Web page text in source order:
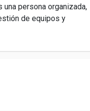
persona organizada,
de equipos y